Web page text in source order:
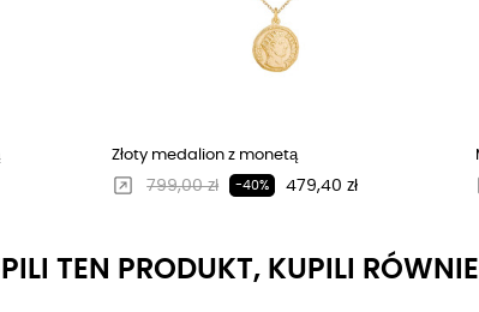
Złoty medalion z monetą
Regularna cena
799,00 zł -40% Cena
479,40 zł
TEN PRODUKT, KUPILI